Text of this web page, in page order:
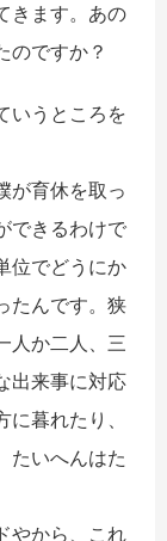
きます。あの
のですか？
いうところを
が育休を取っ
できるわけで
位でどうにか
たんです。狭
人か二人、三
出来事に対応
暮れたり、
たいへんはた
やから、これ